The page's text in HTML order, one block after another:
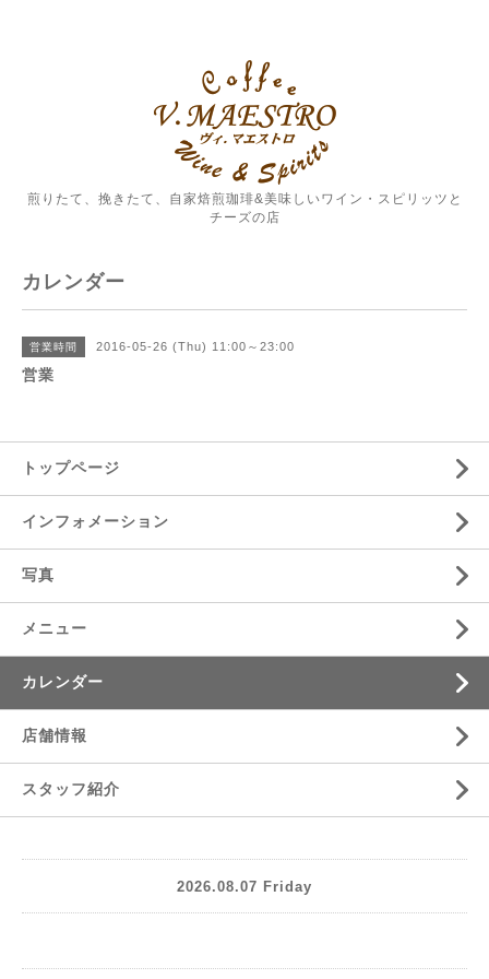
煎りたて、挽きたて、自家焙煎珈琲&美味しいワイン・スピリッツと
チーズの店
カレンダー
営業時間 2016-05-26 (Thu) 11:00～23:00
営業
トップページ
インフォメーション
写真
メニュー
カレンダー
店舗情報
スタッフ紹介
2026.08.07 Friday